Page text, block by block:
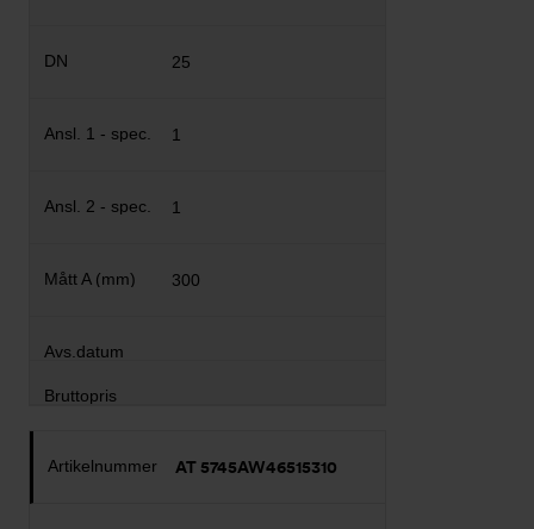
25
1
1
300
AT 5745AW46515310